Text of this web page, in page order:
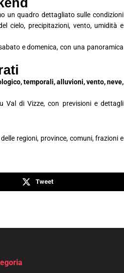
un quadro dettagliato sulle condizioni
cielo, precipitazioni, vento, umidità e
e domenica, con una panoramica
temporali, alluvioni, vento, neve,
Val di Vizze, con previsioni e dettagli
regioni, province, comuni, frazioni e
Tweet